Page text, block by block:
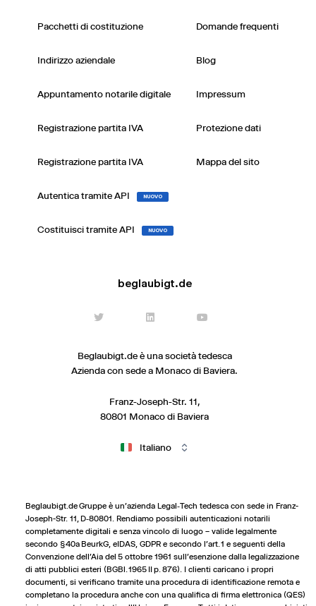
Pacchetti di costituzione
Indirizzo aziendale
Appuntamento notarile digitale
Registrazione partita IVA
Registrazione partita IVA
Autentica tramite API NUOVO
Costituisci tramite API NUOVO
Domande frequenti
Blog
Impressum
Protezione dati
Mappa del sito
beglaubigt.de
Beglaubigt.de è una società tedesca
Azienda con sede a Monaco di Baviera.
Franz-Joseph-Str. 11,
80801 Monaco di Baviera
Italiano
Beglaubigt.de Gruppe è un'azienda Legal‑Tech tedesca con sede in Franz-
Joseph-Str. 11, D‑80801. Rendiamo possibili autenticazioni notarili
completamente digitali e senza vincolo di luogo – valide legalmente
secondo § 40a BeurkG, eIDAS, GDPR e secondo l'art. 1 e seguenti della
Convenzione dell'Aia del 5 ottobre 1961 sull'esenzione dalla legalizzazione
di atti pubblici esteri (BGBl. 1965 II p. 876). I clienti caricano i propri
documenti, si verificano tramite una procedura di identificazione remota e
completano la procedura anche con una qualifica di firma elettronica (QES)